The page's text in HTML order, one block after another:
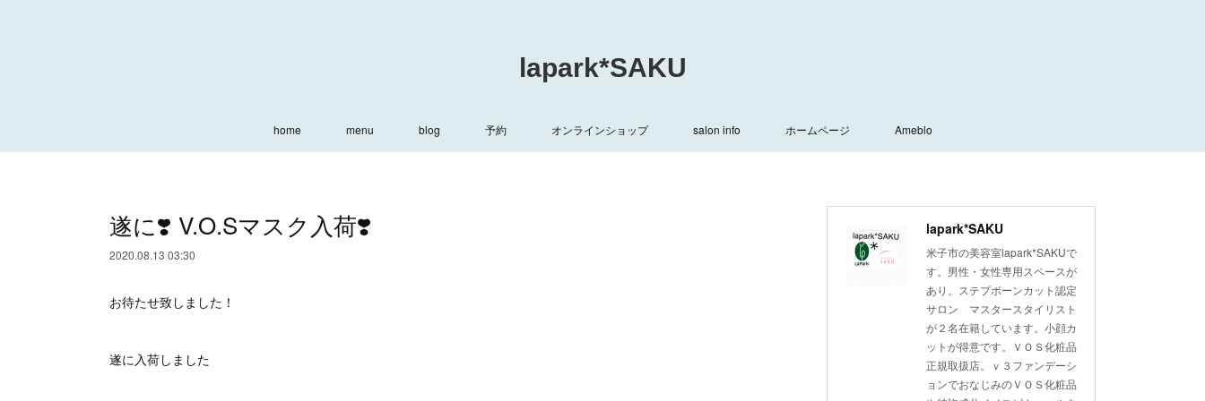
lapark*SAKU
home menu blog 予約 オンラインショップ salon info ホームページ Ameblo
遂に❣️ V.O.Sマスク入荷❣️
2020.08.13 03:30
お待たせ致しました！
遂に入荷しました
lapark*SAKU
米子市の美容室lapark*SAKUで
す。男性・女性専用スペースが
あり。ステプボーンカット認定
サロン マスタースタイリスト
が２名在籍しています。小顔カ
ットが得意です。ＶＯＳ化粧品
正規取扱店。ｖ３ファンデーシ
ョンでおなじみのＶＯＳ化粧品